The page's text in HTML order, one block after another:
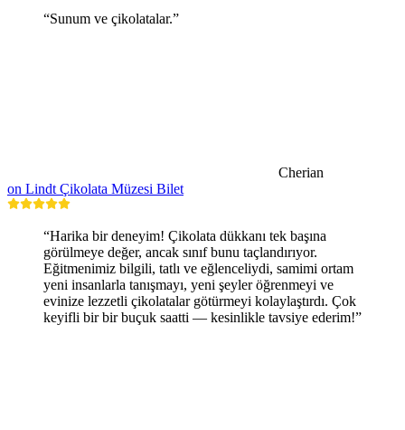
“Sunum ve çikolatalar.”
Cherian
on Lindt Çikolata Müzesi Bilet
“Harika bir deneyim! Çikolata dükkanı tek başına
görülmeye değer, ancak sınıf bunu taçlandırıyor.
Eğitmenimiz bilgili, tatlı ve eğlenceliydi, samimi ortam
yeni insanlarla tanışmayı, yeni şeyler öğrenmeyi ve
evinize lezzetli çikolatalar götürmeyi kolaylaştırdı. Çok
keyifli bir bir buçuk saatti — kesinlikle tavsiye ederim!”